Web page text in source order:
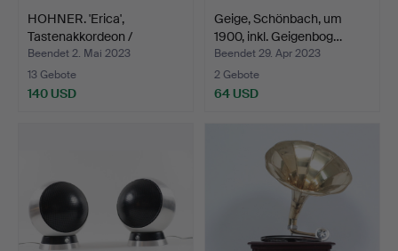
HOHNER. 'Erica',
Tastenakkordeon /
Harmoni…
Beendet 2. Mai 2023
13 Gebote
140 USD
Geige, Schönbach, um
1900, inkl. Geigenbog…
Beendet 29. Apr 2023
2 Gebote
64 USD